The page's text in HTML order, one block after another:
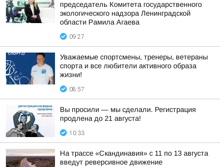
председатель Комитета государственного
экологического надзора Ленинградской
области Рамила Агаева
09:27
Уважаемые спортсмены, тренеры, ветераны
спорта и все любители активного образа
жизни!
08:57
Вы просили — мы сделали. Регистрация
продлена до 21 августа!
10:33
На трассе «Скандинавия» с 11 по 13 августа
введут реверсивное движение